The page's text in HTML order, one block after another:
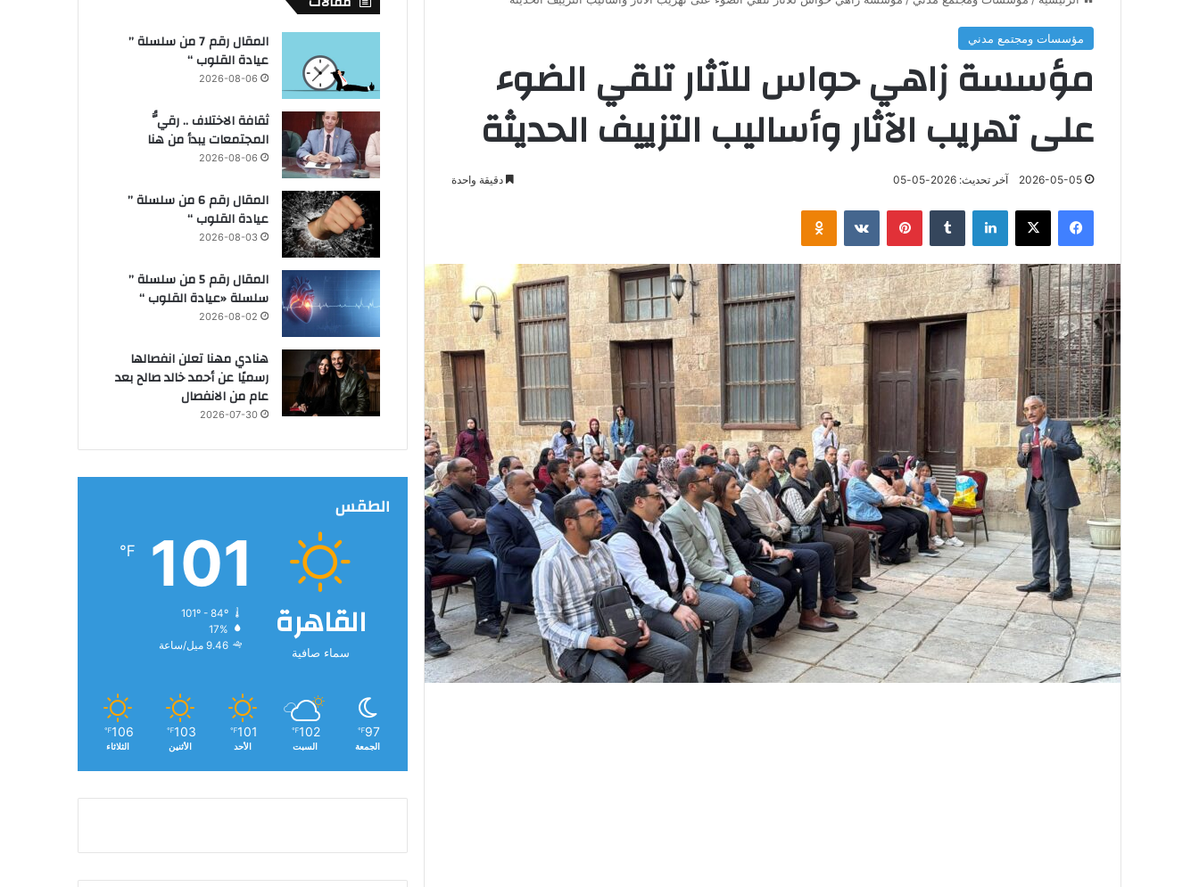
مؤسسات ومجتمع مدني
مؤسسة زاهي حواس للآثار تلقي الضوء
على تهريب الآثار وأساليب التزييف الحديثة
2026-05-05 آخر تحديث: 2026-05-05 دقيقة واحدة
فيسبوك لينكدإن بينتيريست
المقال رقم 7 من سلسلة ”
عيادة القلوب “
2026-08-06
ثقافة الاختلاف .. رقيُّ
المجتمعات يبدأ من هنا
2026-08-06
المقال رقم 6 من سلسلة ”
عيادة القلوب “
2026-08-03
المقال رقم 5 من سلسلة ”
سلسلة «عيادة القلوب “
2026-08-02
هنادي مهنا تعلن انفصالها
رسميًا عن أحمد خالد صالح بعد
عام من الانفصال
2026-07-30
الطقس
القاهرة
سماء صافية
101
℉
101º - 84º
17%
9.46 ميل/ساعة
97
℉
الجمعة
102
℉
السبت
101
℉
الأحد
103
℉
الأثنين
106
℉
الثلاثاء